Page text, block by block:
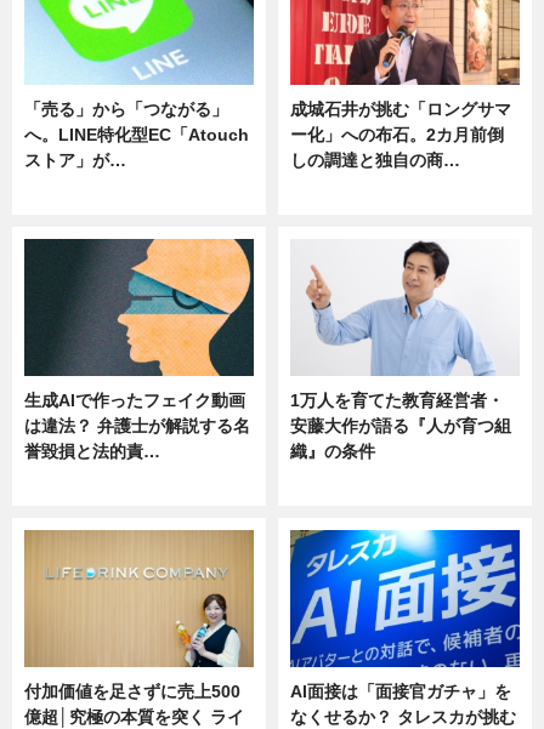
「売る」から「つながる」
へ。LINE特化型EC「Atouch
ストア」が…
成城石井が挑む「ロングサマ
ー化」への布石。2カ月前倒
しの調達と独自の商…
生成AIで作ったフェイク動画
は違法？ 弁護士が解説する名
誉毀損と法的責…
1万人を育てた教育経営者・
安藤大作が語る『人が育つ組
織』の条件
付加価値を足さずに売上500
億超│究極の本質を突く ライ
AI面接は「面接官ガチャ」を
なくせるか？ タレスカが挑む